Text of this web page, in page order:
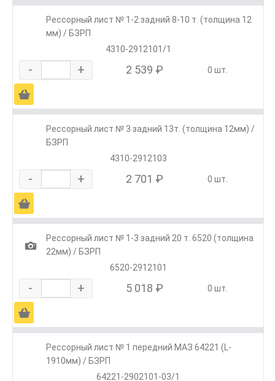
Рессорный лист № 1-2 задний 8-10 т. (толщина 12
мм) / БЗРП
4310-2912101/1
- + 2 539 ₽ 0 шт.
Ä
Рессорный лист № 3 задний 13т. (толщина 12мм) /
БЗРП
4310-2912103
- + 2 701 ₽ 0 шт.
Ä
1
Рессорный лист № 1-3 задний 20 т. 6520 (толщина
22мм) / БЗРП
6520-2912101
- + 5 018 ₽ 0 шт.
Ä
Рессорный лист № 1 передний МАЗ 64221 (L-
1910мм) / БЗРП
64221-2902101-03/1